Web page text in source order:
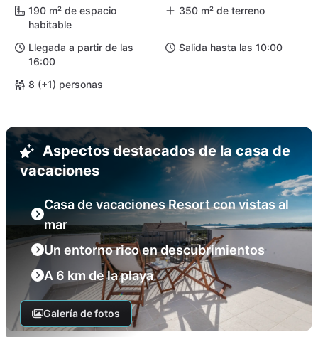
190 m² de espacio
habitable
350 m² de terreno
Llegada a partir de las
16:00
Salida hasta las 10:00
8 (+1) personas
Aspectos destacados de la casa de
vacaciones
Casa de vacaciones Resort con vistas al
mar
Un entorno rico en descubrimientos
A 6 km de la playa
Galería de fotos